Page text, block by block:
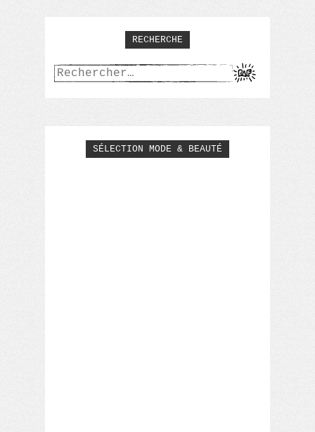
RECHERCHE
Rechercher :
SÉLECTION MODE & BEAUTÉ